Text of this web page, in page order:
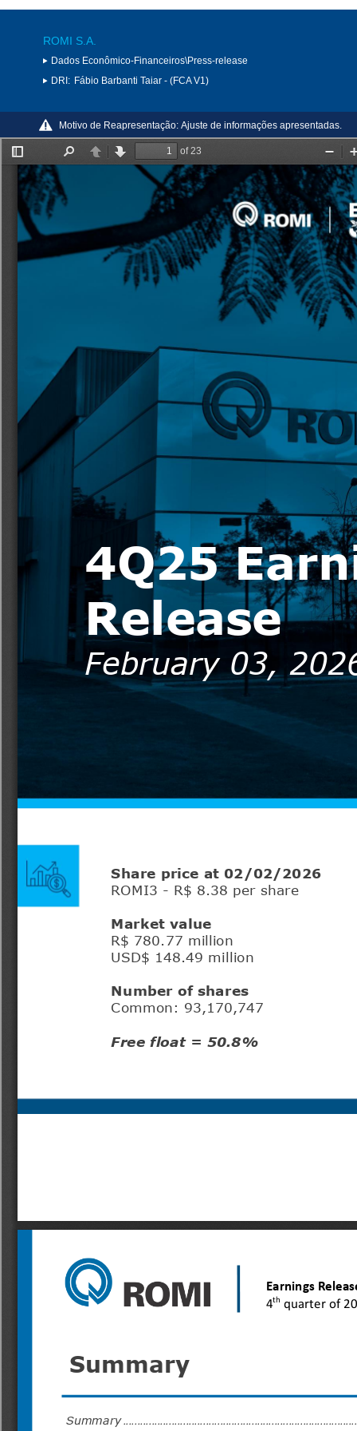
ROMI S.A.
Dados Econômico-Financeiros\Press-release
DRI: Fábio Barbanti Taiar - (FCA V1)
Motivo de Reapresentação: Ajuste de informações apresentadas.